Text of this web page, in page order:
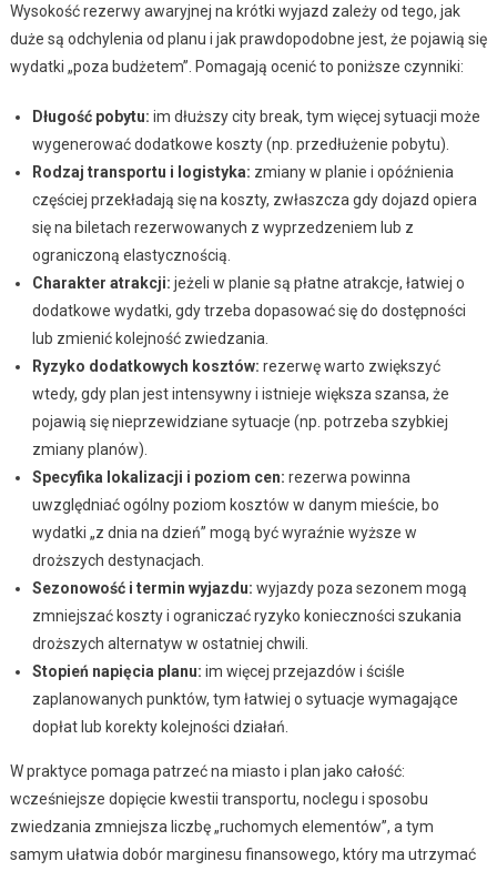
Wysokość rezerwy awaryjnej na krótki wyjazd zależy od tego, jak
duże są odchylenia od planu i jak prawdopodobne jest, że pojawią się
wydatki „poza budżetem”. Pomagają ocenić to poniższe czynniki:
Długość pobytu: im dłuższy city break, tym więcej sytuacji może
wygenerować dodatkowe koszty (np. przedłużenie pobytu).
Rodzaj transportu i logistyka: zmiany w planie i opóźnienia
częściej przekładają się na koszty, zwłaszcza gdy dojazd opiera
się na biletach rezerwowanych z wyprzedzeniem lub z
ograniczoną elastycznością.
Charakter atrakcji: jeżeli w planie są płatne atrakcje, łatwiej o
dodatkowe wydatki, gdy trzeba dopasować się do dostępności
lub zmienić kolejność zwiedzania.
Ryzyko dodatkowych kosztów: rezerwę warto zwiększyć
wtedy, gdy plan jest intensywny i istnieje większa szansa, że
pojawią się nieprzewidziane sytuacje (np. potrzeba szybkiej
zmiany planów).
Specyfika lokalizacji i poziom cen: rezerwa powinna
uwzględniać ogólny poziom kosztów w danym mieście, bo
wydatki „z dnia na dzień” mogą być wyraźnie wyższe w
droższych destynacjach.
Sezonowość i termin wyjazdu: wyjazdy poza sezonem mogą
zmniejszać koszty i ograniczać ryzyko konieczności szukania
droższych alternatyw w ostatniej chwili.
Stopień napięcia planu: im więcej przejazdów i ściśle
zaplanowanych punktów, tym łatwiej o sytuacje wymagające
dopłat lub korekty kolejności działań.
W praktyce pomaga patrzeć na miasto i plan jako całość:
wcześniejsze dopięcie kwestii transportu, noclegu i sposobu
zwiedzania zmniejsza liczbę „ruchomych elementów”, a tym
samym ułatwia dobór marginesu finansowego, który ma utrzymać